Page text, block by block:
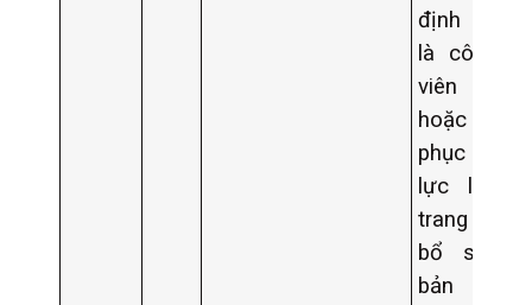
định này;
là công
viên
hoặc
phục vụ
lực
trang thì
bổ sung
bản của